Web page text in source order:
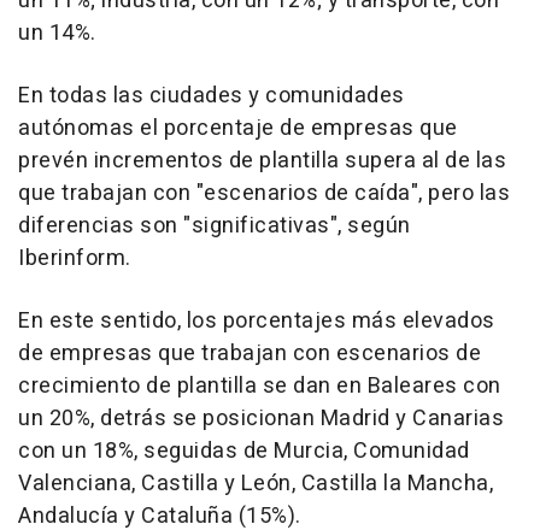
un 14%.
En todas las ciudades y comunidades
autónomas el porcentaje de empresas que
prevén incrementos de plantilla supera al de las
que trabajan con "escenarios de caída", pero las
diferencias son "significativas", según
Iberinform.
En este sentido, los porcentajes más elevados
de empresas que trabajan con escenarios de
crecimiento de plantilla se dan en Baleares con
un 20%, detrás se posicionan Madrid y Canarias
con un 18%, seguidas de Murcia, Comunidad
Valenciana, Castilla y León, Castilla la Mancha,
Andalucía y Cataluña (15%).